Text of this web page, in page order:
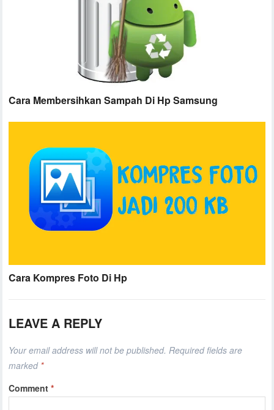
Cara Membersihkan Sampah Di Hp Samsung
Cara Kompres Foto Di Hp
LEAVE A REPLY
Your email address will not be published. Required fields are
marked *
Comment*